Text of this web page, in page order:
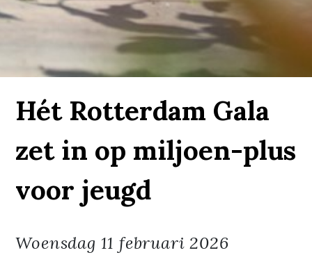
Hét Rotterdam Gala
zet in op miljoen-plus
voor jeugd
Woensdag 11 februari 2026